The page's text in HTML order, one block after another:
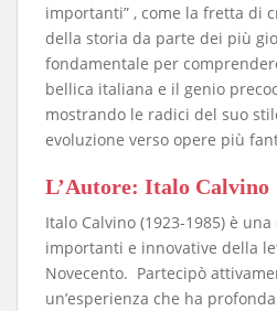
importanti” , come la fretta di
della storia da parte dei più
fondamentale per
bellica italiana e il genio
mostrando le radici del suo
evoluzione verso opere più
​L’Autore: Italo Calvino
​Italo Calvino (1923-1985) è
importanti e innovative della
Novecento. Partecipò
un’esperienza che ha